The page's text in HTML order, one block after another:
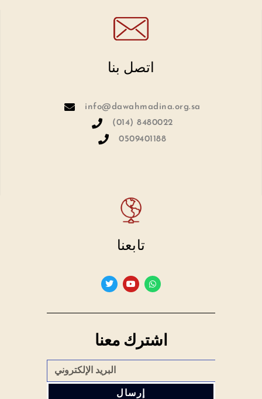
اتصل بنا
info@dawahmadina.org.sa
(014) 8480022
0509401188
تابعنا
اشترك معنا
إرسال